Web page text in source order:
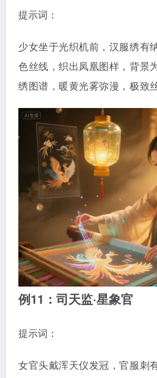
提示词：
少女坐于光织机前，汉服绣有
色丝线，织出凤凰图样，背景
绣图谱，暖黄光雾弥漫，极致
例11：司天监·星象官
提示词：
女官头戴浑天仪发冠，官服刺